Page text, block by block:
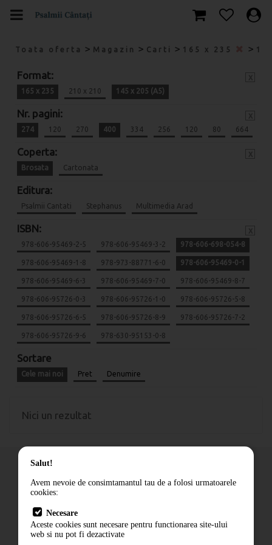
Toata oferta > Magazin > Carti > 165 x 235 >
Format:
165 x 235 210 x 210 145 x 205 (A5)
Nr. pagini:
274 120 270 400 334 256 120 80 664
Coperta:
Brosata Cartonata
Editura:
Psalmii Cantati Stephanus Multimedia Arad
ISBN:
978-606-95469-2-5 978-606-95469-3-2 978-606-698-054-8
978-606-95469-1-8 978-973-88771-6-0 978-606-95469-0-1
978-606-95469-6-3 978-606-95469-7-0 978-606-95469-8-7
978-606-95726-0-3 978-606-95726-1-0 978-606-95726-5-8
978-606-95726-6-5 978-606-95726-8-9 978-606-95726-7-2
978-606-95726-9-6 978-630-95153-0-8
Sortare
Cele mai noi Pret Denumire
Nici un rezultat
Cum comand
Livrare
Contact
Salut!
Avem nevoie de consimtamantul tau de a folosi urmatoarele
cookies:
Necesare
Aceste cookies sunt necesare pentru functionarea site-ului
web si nu pot fi dezactivate